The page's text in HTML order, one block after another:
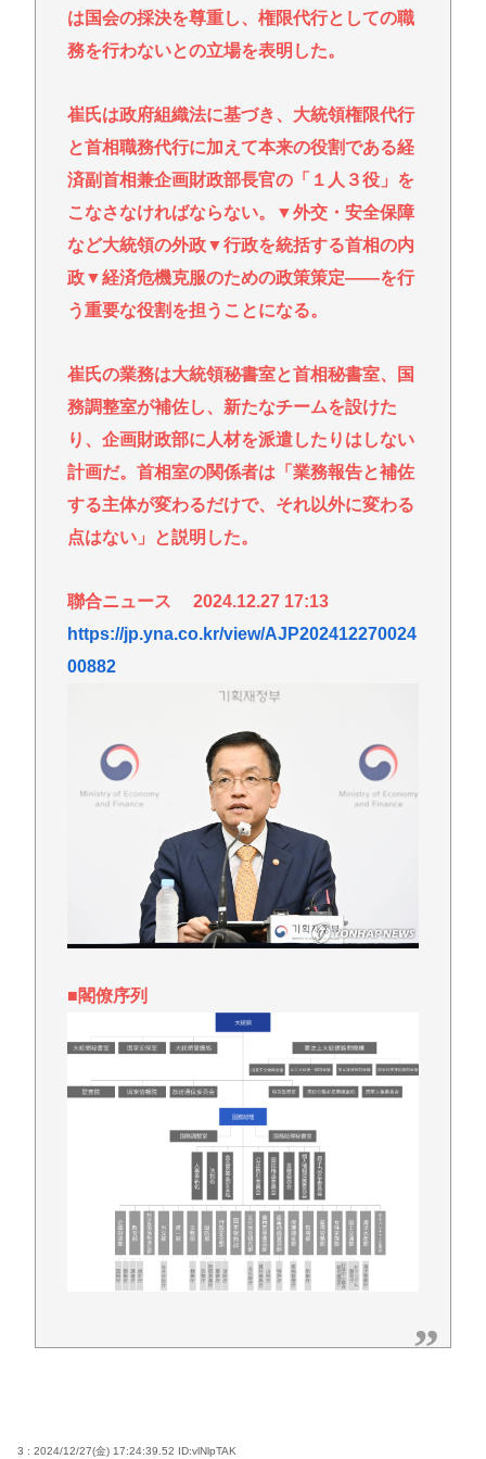
は国会の採決を尊重し、権限代行としての職
務を行わないとの立場を表明した。
崔氏は政府組織法に基づき、大統領権限代行
と首相職務代行に加えて本来の役割である経
済副首相兼企画財政部長官の「１人３役」を
こなさなければならない。▼外交・安全保障
など大統領の外政▼行政を統括する首相の内
政▼経済危機克服のための政策策定――を行
う重要な役割を担うことになる。
崔氏の業務は大統領秘書室と首相秘書室、国
務調整室が補佐し、新たなチームを設けた
り、企画財政部に人材を派遣したりはしない
計画だ。首相室の関係者は「業務報告と補佐
する主体が変わるだけで、それ以外に変わる
点はない」と説明した。
聯合ニュース 2024.12.27 17:13
https://jp.yna.co.kr/view/AJP202412270024
00882
■閣僚序列
3 : 2024/12/27(金) 17:24:39.52 ID:vlNlpTAK